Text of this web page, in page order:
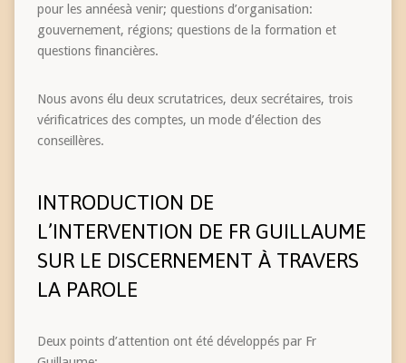
pour les annéesà venir; questions d’organisation:
gouvernement, régions; questions de la formation et
questions financières.
Nous avons élu deux scrutatrices, deux secrétaires, trois
vérificatrices des comptes, un mode d’élection des
conseillères.
INTRODUCTION DE
L’INTERVENTION DE FR GUILLAUME
SUR LE DISCERNEMENT À TRAVERS
LA PAROLE
Deux points d’attention ont été développés par Fr